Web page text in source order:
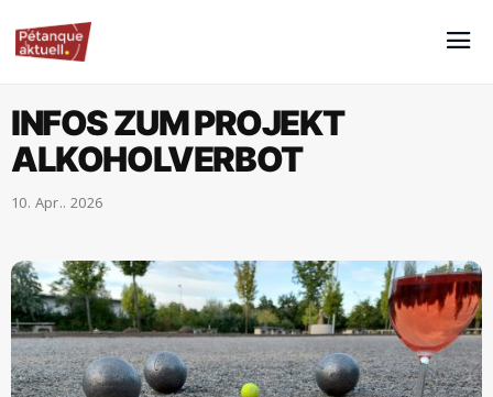
INFOS ZUM PROJEKT
ALKOHOLVERBOT
10. Apr.. 2026